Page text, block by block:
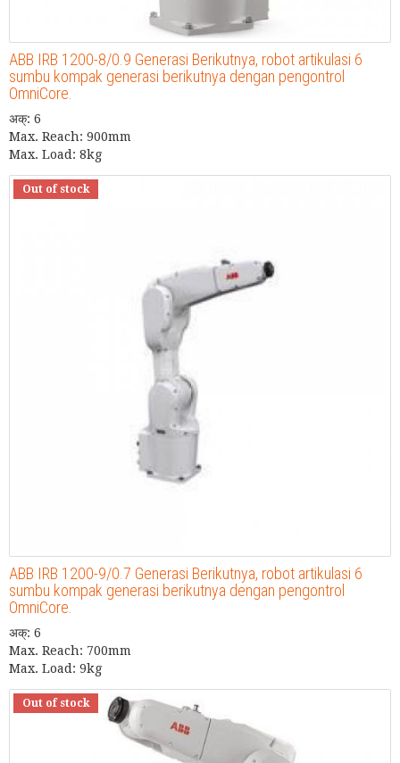
ABB IRB 1200-8/0.9 Generasi Berikutnya, robot artikulasi 6
sumbu kompak generasi berikutnya dengan pengontrol
OmniCore.
अक्: 6
Max. Reach: 900mm
Max. Load: 8kg
Out of stock
ABB IRB 1200-9/0.7 Generasi Berikutnya, robot artikulasi 6
sumbu kompak generasi berikutnya dengan pengontrol
OmniCore.
अक्: 6
Max. Reach: 700mm
Max. Load: 9kg
Out of stock